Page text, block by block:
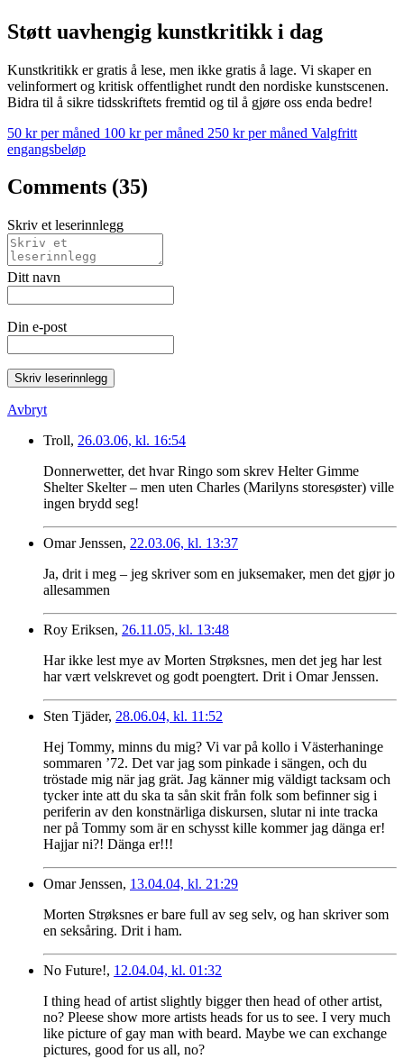
Støtt uavhengig kunstkritikk i dag
Kunstkritikk er gratis å lese, men ikke gratis å lage. Vi skaper en
velinformert og kritisk offentlighet rundt den nordiske kunstscenen.
Bidra til å sikre tidsskriftets fremtid og til å gjøre oss enda bedre!
50 kr per måned 100 kr per måned 250 kr per måned Valgfritt
engangsbeløp
Comments (35)
Skriv et leserinnlegg
Ditt navn
Din e-post
Skriv leserinnlegg
Avbryt
Troll, 26.03.06, kl. 16:54
Donnerwetter, det hvar Ringo som skrev Helter Gimme
Shelter Skelter – men uten Charles (Marilyns storesøster) ville
ingen brydd seg!
Omar Jenssen, 22.03.06, kl. 13:37
Ja, drit i meg – jeg skriver som en juksemaker, men det gjør jo
allesammen
Roy Eriksen, 26.11.05, kl. 13:48
Har ikke lest mye av Morten Strøksnes, men det jeg har lest
har vært velskrevet og godt poengtert. Drit i Omar Jenssen.
Sten Tjäder, 28.06.04, kl. 11:52
Hej Tommy, minns du mig? Vi var på kollo i Västerhaninge
sommaren ’72. Det var jag som pinkade i sängen, och du
tröstade mig när jag grät. Jag känner mig väldigt tacksam och
tycker inte att du ska ta sån skit från folk som befinner sig i
periferin av den konstnärliga diskursen, slutar ni inte tracka
ner på Tommy som är en schysst kille kommer jag dänga er!
Hajjar ni?! Dänga er!!!
Omar Jenssen, 13.04.04, kl. 21:29
Morten Strøksnes er bare full av seg selv, og han skriver som
en seksåring. Drit i ham.
No Future!, 12.04.04, kl. 01:32
I thing head of artist slightly bigger then head of other artist,
no? Pleese show more artists heads for us to see. I very much
like picture of gay man with beard. Maybe we can exchange
pictures, good for us all, no?